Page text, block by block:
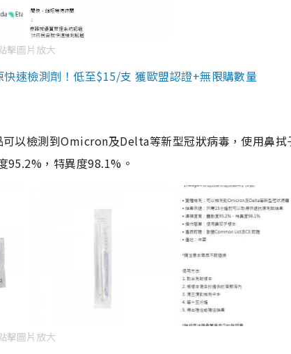
擊圖片放大
速檢測劑！低至$15/支 獲歐盟認證+無限購數量
以檢測到Omicron及Delta等新型冠狀病毒，使用鼻拭
95.2%，特異度98.1%。
擊圖片放大